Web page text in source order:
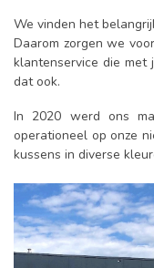
We vinden het
Daarom zorgen we
klantenservice die met
dat ook.
In 2020 werd ons
operationeel op onze
kussens in diverse